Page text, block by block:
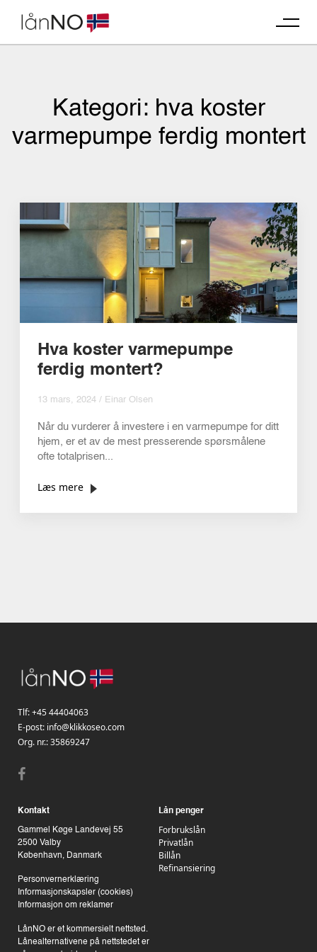
content
Kategori: hva koster
varmepumpe ferdig montert
Hva koster varmepumpe
ferdig montert?
13 mars, 2024 / Einar Olsen
Når du vurderer å investere i en varmepumpe for ditt
hjem, er et av de mest presserende spørsmålene
ofte totalprisen...
Læs mere
Tlf:+45 44404063
E-post: info@klikkoseo.com
Org. nr.:35869247
Kontakt
Gammel Køge Landevej 55
2500 Valby
København, Danmark
Personvernerklæring
Informasjonskapsler (cookies)
Informasjon om reklamer
LånNO er et kommersielt nettsted.
Lånealternativene på nettstedet er
Lån penger
Forbrukslån
Privatlån
Billån
Refinansiering